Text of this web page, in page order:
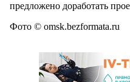
предложено доработать
Фото © оmsk.bezformata.ru